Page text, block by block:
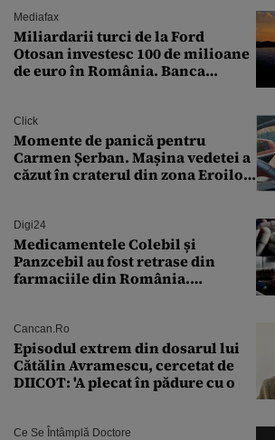
Mediafax
Miliardarii turci de la Ford
Otosan investesc 100 de milioane
de euro în România. Banca
Click
Momente de panică pentru
Carmen Șerban. Mașina vedetei a
căzut în craterul din zona Eroilor:
Digi24
Medicamentele Colebil și
Panzcebil au fost retrase din
farmaciile din România.
Cancan.ro
Episodul extrem din dosarul lui
Cătălin Avramescu, cercetat de
DIICOT: 'A plecat în pădure cu o
Ce Se Întâmplă Doctore